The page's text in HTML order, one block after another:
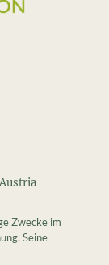
Zwecke im
Seine